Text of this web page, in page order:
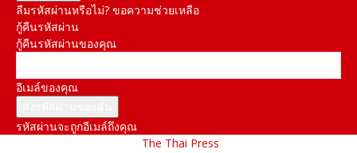
ลืมรหัสผ่านหรือไม่? ขอความช่วยเหลือ
กู้คืนรหัสผ่าน
กู้คืนรหัสผ่านของคุณ
อีเมล์ของคุณ
รหัสผ่านจะถูกอีเมล์ถึงคุณ
The Thai Press